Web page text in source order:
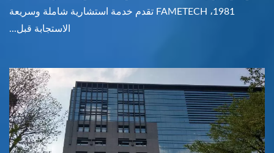
1981، FAMETECH تقدم خدمة استشارية شاملة وسريعة
الاستجابة قبل...